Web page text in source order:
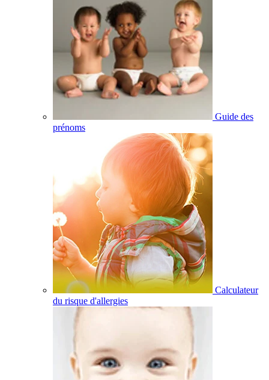
Guide des
prénoms
Calculateur
du risque d'allergies